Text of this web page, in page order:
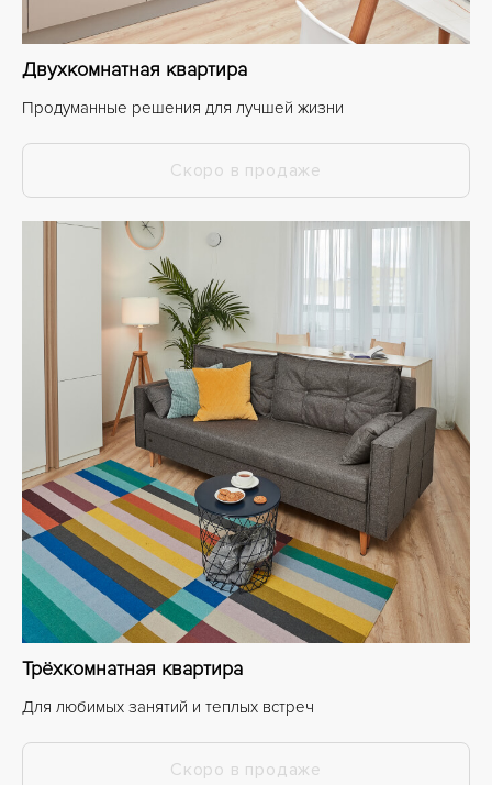
Двухкомнатная квартира
Продуманные решения для лучшей жизни
Скоро в продаже
Трёхкомнатная квартира
Для любимых занятий и теплых встреч
Скоро в продаже